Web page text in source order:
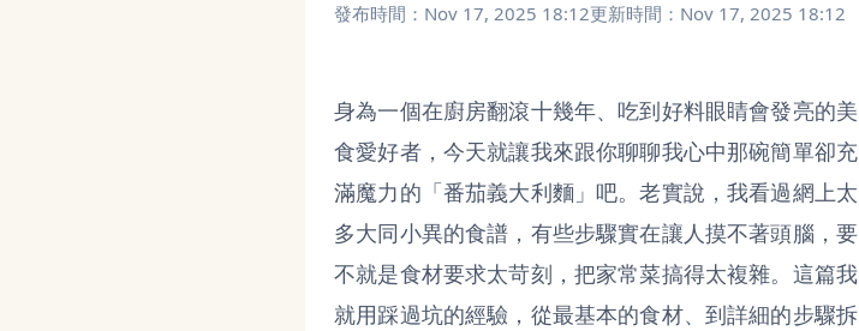
發布時間：Nov 17, 2025 18:12更新時間：Nov 17, 2025 18:12
身為一個在廚房翻滾十幾年、吃到好料眼睛會發亮的美
食愛好者，今天就讓我來跟你聊聊我心中那碗簡單卻充
滿魔力的「番茄義大利麵」吧。老實說，我看過網上太
多大同小異的食譜，有些步驟實在讓人摸不著頭腦，要
不就是食材要求太苛刻，把家常菜搞得太複雜。這篇我
就用踩過坑的經驗，從最基本的食材、到詳細的步驟拆